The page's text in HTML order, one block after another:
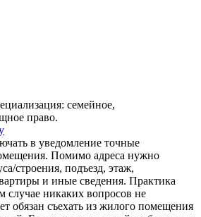
семейное,
право.
в уведомление точные
Помимо адреса нужно
строения, подъезд, этаж,
и иные сведения. Практика
случае никаких вопросов не
обязан съехать из жилого помещения